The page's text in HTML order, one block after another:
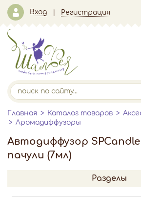
Вход Регистрация
Главная Каталог товаров
Аромадиффузоры
Автодиффузор
пачули (7мл)
Разделы